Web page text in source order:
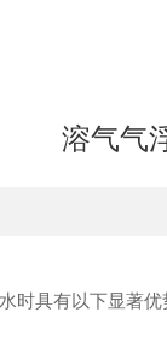
溶气气
时具有以下显著优